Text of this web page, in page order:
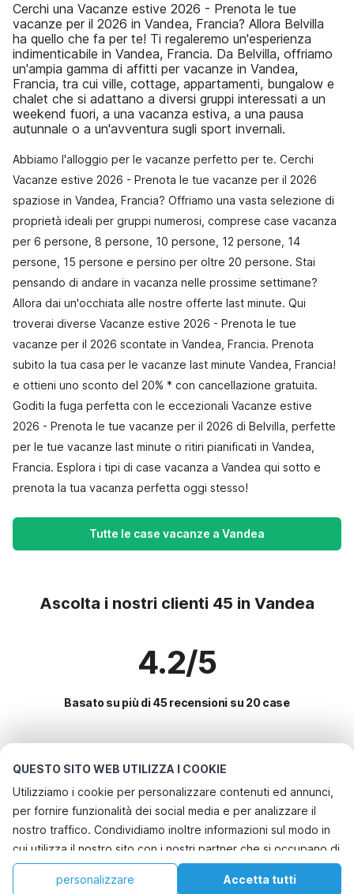
QUESTO SITO WEB UTILIZZA I COOKIE
Utilizziamo i cookie per personalizzare contenuti ed annunci,
per fornire funzionalità dei social media e per analizzare il
nostro traffico. Condividiamo inoltre informazioni sul modo in
cui utilizza il nostro sito con i nostri partner che si occupano di
analisi dei dati web, pubblicità e social media, i quali
potrebbero combinarle con altre informazioni che ha fornito
Accetta tutti
personalizzare
Cerchi una Vacanze estive 2026 - Prenota le tue
vacanze per il 2026 in Vandea, Francia? Allora Belvilla
ha quello che fa per te! Ti regaleremo un'esperienza
indimenticabile in Vandea, Francia. Da Belvilla, offriamo
un'ampia gamma di affitti per vacanze in Vandea,
Francia, tra cui ville, cottage, appartamenti, bungalow e
chalet che si adattano a diversi gruppi interessati a un
weekend fuori, a una vacanza estiva, a una pausa
autunnale o a un'avventura sugli sport invernali.
Abbiamo l'alloggio per le vacanze perfetto per te. Cerchi
Vacanze estive 2026 - Prenota le tue vacanze per il 2026
spaziose in Vandea, Francia? Offriamo una vasta selezione di
proprietà ideali per gruppi numerosi, comprese case vacanza
per 6 persone, 8 persone, 10 persone, 12 persone, 14
persone, 15 persone e persino per oltre 20 persone. Stai
pensando di andare in vacanza nelle prossime settimane?
Allora dai un'occhiata alle nostre offerte last minute. Qui
troverai diverse Vacanze estive 2026 - Prenota le tue
vacanze per il 2026 scontate in Vandea, Francia. Prenota
subito la tua casa per le vacanze last minute Vandea, Francia!
e ottieni uno sconto del 20% * con cancellazione gratuita.
Goditi la fuga perfetta con le eccezionali Vacanze estive
2026 - Prenota le tue vacanze per il 2026 di Belvilla, perfette
per le tue vacanze last minute o ritiri pianificati in Vandea,
Francia. Esplora i tipi di case vacanza a Vandea qui sotto e
prenota la tua vacanza perfetta oggi stesso!
Tutte le case vacanze a Vandea
Ascolta i nostri clienti 45 in Vandea
4.2/5
Basato su più di 45 recensioni su 20 case
Le destinazioni più popolari per le
vacanze
Servizi più popolari per le vacanze in Vandea
Casa vacanze con piscina
Casa vacanze a misura di bambino
Casa per le vacanze in un parco vacanze
Le migliori regioni con i migliori servizi per le vacanze
Casa vacanze a misura di bambino francia-meridionale
Città con i migliori servizi per le vacanze